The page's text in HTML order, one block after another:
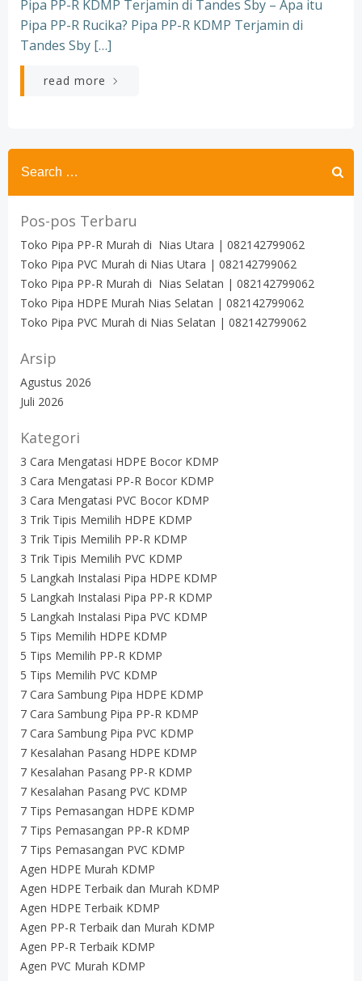
Pipa PP-R KDMP Terjamin di Tandes Sby – Apa itu
Pipa PP-R Rucika? Pipa PP-R KDMP Terjamin di
Tandes Sby […]
read more
Search
for:
Pos-pos Terbaru
Toko Pipa PP-R Murah di Nias Utara | 082142799062
Toko Pipa PVC Murah di Nias Utara | 082142799062
Toko Pipa PP-R Murah di Nias Selatan | 082142799062
Toko Pipa HDPE Murah Nias Selatan | 082142799062
Toko Pipa PVC Murah di Nias Selatan | 082142799062
Arsip
Agustus 2026
Juli 2026
Kategori
3 Cara Mengatasi HDPE Bocor KDMP
3 Cara Mengatasi PP-R Bocor KDMP
3 Cara Mengatasi PVC Bocor KDMP
3 Trik Tipis Memilih HDPE KDMP
3 Trik Tipis Memilih PP-R KDMP
3 Trik Tipis Memilih PVC KDMP
5 Langkah Instalasi Pipa HDPE KDMP
5 Langkah Instalasi Pipa PP-R KDMP
5 Langkah Instalasi Pipa PVC KDMP
5 Tips Memilih HDPE KDMP
5 Tips Memilih PP-R KDMP
5 Tips Memilih PVC KDMP
7 Cara Sambung Pipa HDPE KDMP
7 Cara Sambung Pipa PP-R KDMP
7 Cara Sambung Pipa PVC KDMP
7 Kesalahan Pasang HDPE KDMP
7 Kesalahan Pasang PP-R KDMP
7 Kesalahan Pasang PVC KDMP
7 Tips Pemasangan HDPE KDMP
7 Tips Pemasangan PP-R KDMP
7 Tips Pemasangan PVC KDMP
Agen HDPE Murah KDMP
Agen HDPE Terbaik dan Murah KDMP
Agen HDPE Terbaik KDMP
Agen PP-R Terbaik dan Murah KDMP
Agen PP-R Terbaik KDMP
Agen PVC Murah KDMP